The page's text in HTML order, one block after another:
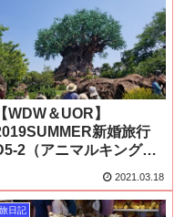
【WDW＆UOR】
新婚旅行
2（アニマルキングダ
2021.03.18
旅日記